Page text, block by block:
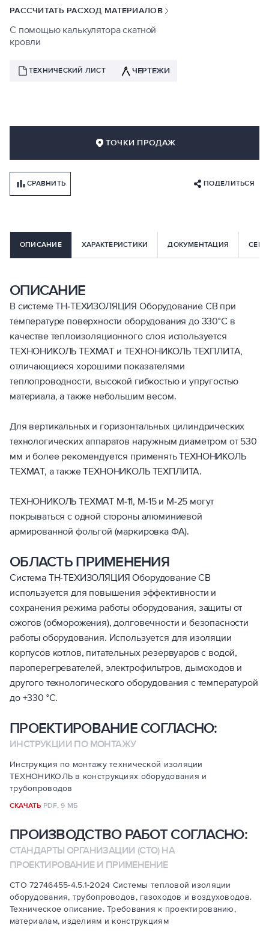
РАССЧИТАТЬ РАСХОД МАТЕРИАЛОВ
С помощью калькулятора скатной
кровли
ТЕХНИЧЕСКИЙ ЛИСТ ЧЕРТЕЖИ
ТОЧКИ ПРОДАЖ
СРАВНИТЬ ПОДЕЛИТЬСЯ
ОПИСАНИЕ ХАРАКТЕРИСТИКИ ДОКУМЕНТАЦИЯ
ОПИСАНИЕ
В системе ТН-ТЕХИЗОЛЯЦИЯ Оборудование СВ при
температуре поверхности оборудования до 330°С в
качестве теплоизоляционного слоя используется
ТЕХНОНИКОЛЬ ТЕХМАТ и ТЕХНОНИКОЛЬ ТЕХПЛИТА,
отличающиеся хорошими показателями
теплопроводности, высокой гибкостью и упругостью
материала, а также небольшим весом.
Для вертикальных и горизонтальных цилиндрических
технологических аппаратов наружным диаметром от 530
мм и более рекомендуется применять ТЕХНОНИКОЛЬ
ТЕХМАТ, а также ТЕХНОНИКОЛЬ ТЕХПЛИТА.
ТЕХНОНИКОЛЬ ТЕХМАТ М-11, М-15 и М-25 могут
покрываться с одной стороны алюминиевой
армированной фольгой (маркировка ФА).
ОБЛАСТЬ ПРИМЕНЕНИЯ
Система ТН-ТЕХИЗОЛЯЦИЯ Оборудование СВ
используется для повышения эффективности и
сохранения режима работы оборудования, защиты от
ожогов (обморожения), долговечности и безопасности
работы оборудования. Используется для изоляции
корпусов котлов, питательных резервуаров с водой,
пароперегревателей, электрофильтров, дымоходов и
другого технологического оборудования с температурой
до +330 °С.
ПРОЕКТИРОВАНИЕ СОГЛАСНО:
ИНСТРУКЦИИ ПО МОНТАЖУ
Инструкция по монтажу технической изоляции
ТЕХНОНИКОЛЬ в конструкциях оборудования и
трубопроводов
СКАЧАТЬ PDF,9 МБ
ПРОИЗВОДСТВО РАБОТ СОГЛАСНО:
СТАНДАРТЫ ОРГАНИЗАЦИИ (СТО) НА
ПРОЕКТИРОВАНИЕ И ПРИМЕНЕНИЕ
СТО 72746455-4.5.1-2024 Системы тепловой изоляции
оборудования, трубопроводов, газоходов и воздуховодов.
Техническое описание. Требования к проектированию,
материалам, изделиям и конструкциям